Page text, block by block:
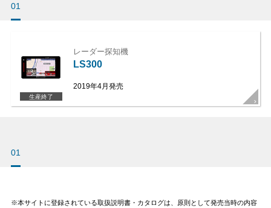
01
生産終了
レーダー探知機
LS300
2019年4月発売
01
本サイトに登録されている取扱説明書・カタログは、原則として発売当時の内容